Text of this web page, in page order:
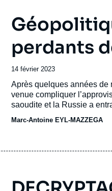
perdants
Date
de
publication
14 février 2023
Accroche
Après quelques années de
venue compliquer
saoudite et la Russie a
sont hissés en tête de la
Marc-Antoine EYL-MAZZEGA